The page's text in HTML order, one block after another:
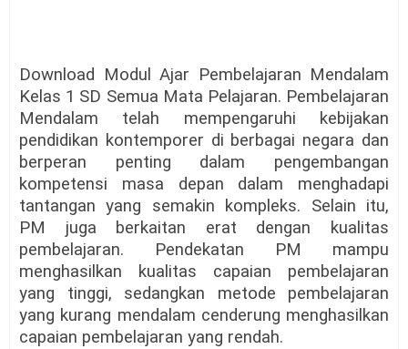
Download Modul Ajar Pembelajaran Mendalam
Kelas 1 SD Semua Mata Pelajaran. Pembelajaran
Mendalam telah mempengaruhi kebijakan
pendidikan kontemporer di berbagai negara dan
berperan penting dalam pengembangan
kompetensi masa depan dalam menghadapi
tantangan yang semakin kompleks. Selain itu,
PM juga berkaitan erat dengan kualitas
pembelajaran. Pendekatan PM mampu
menghasilkan kualitas capaian pembelajaran
yang tinggi, sedangkan metode pembelajaran
yang kurang mendalam cenderung menghasilkan
capaian pembelajaran yang rendah.